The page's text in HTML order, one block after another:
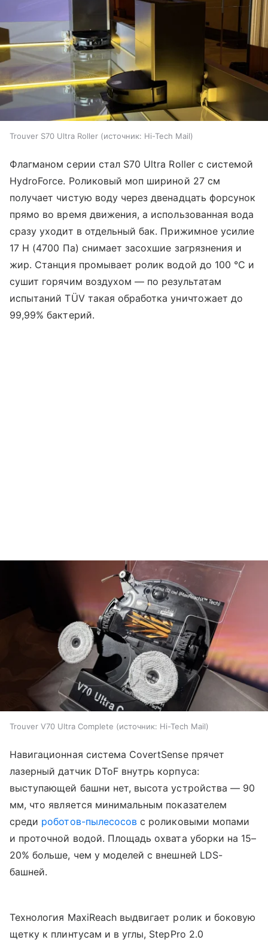
Trouver S70 Ultra Roller источник: Hi-Tech Mail
Флагманом серии стал S70 Ultra Roller с системой
HydroForce. Роликовый моп шириной 27 см
получает чистую воду через двенадцать форсунок
прямо во время движения, а использованная вода
сразу уходит в отдельный бак. Прижимное усилие
17 Н (4700 Па) снимает засохшие загрязнения и
жир. Станция промывает ролик водой до 100 °C и
сушит горячим воздухом — по результатам
испытаний TÜV такая обработка уничтожает до
99,99% бактерий.
Trouver V70 Ultra Complete источник: Hi-Tech Mail
Навигационная система CovertSense прячет
лазерный датчик DToF внутрь корпуса:
выступающей башни нет, высота устройства — 90
мм, что является минимальным показателем
среди роботов-пылесосов с роликовыми мопами
и проточной водой. Площадь охвата уборки на 15–
20% больше, чем у моделей с внешней LDS-
башней.
Технология MaxiReach выдвигает ролик и боковую
щетку к плинтусам и в углы, StepPro 2.0